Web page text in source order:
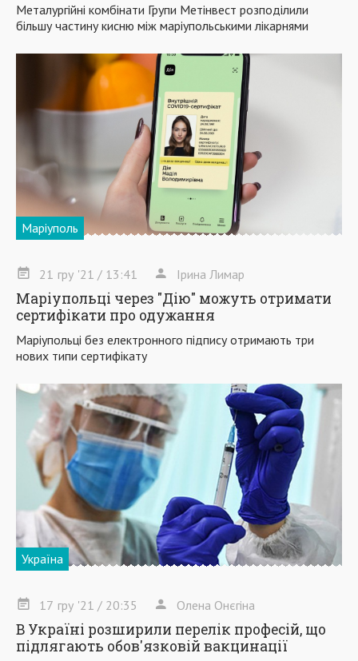
Металургійні комбінати Групи Метінвест розподілили
більшу частину кисню між маріупольськими лікарнями
Маріуполь
21 гру '21 / 13:41 Ірина Лимар
Маріупольці через "Дію" можуть отримати
сертифікати про одужання
Маріупольці без електронного підпису отримають три
нових типи сертифікату
Україна
17 гру '21 / 20:35 Олена Онєгіна
В Україні розширили перелік професій, що
підлягають обов'язковій вакцинації